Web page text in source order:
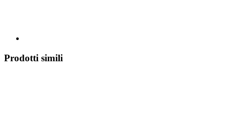
Prodotti simili